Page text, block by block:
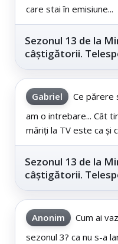
care stai în emisiune...
Sezonul 13 de la
câștigătorii.
Gabriel
Ce părere
am o intrebare... Cât
măriți la TV este ca și
Sezonul 13 de la
câștigătorii.
Anonim
Cum ai
sezonul 3? ca nu s-a